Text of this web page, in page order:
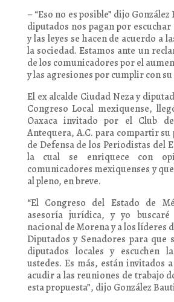
– “Eso no es posible” dijo González
diputados nos pagan por
y las leyes se hacen de acuerdo a
la sociedad. Estamos ante un
de los comunicadores por el
y las agresiones por cumplir con
El ex alcalde Ciudad Neza y
Congreso Local mexiquense,
Oaxaca invitado por el Club
Antequera, A.C. para compartir su
de Defensa de los Periodistas del
la cual se enriquece con
comunicadores mexiquenses y
al pleno, en breve.
“El Congreso del Estado de
asesoría jurídica, y yo
nacional de Morena y a los líderes
Diputados y Senadores para que
diputados locales y escuchen
ustedes. Es más, están invitados
acudir a las reuniones de trabajo
esta propuesta”, dijo González